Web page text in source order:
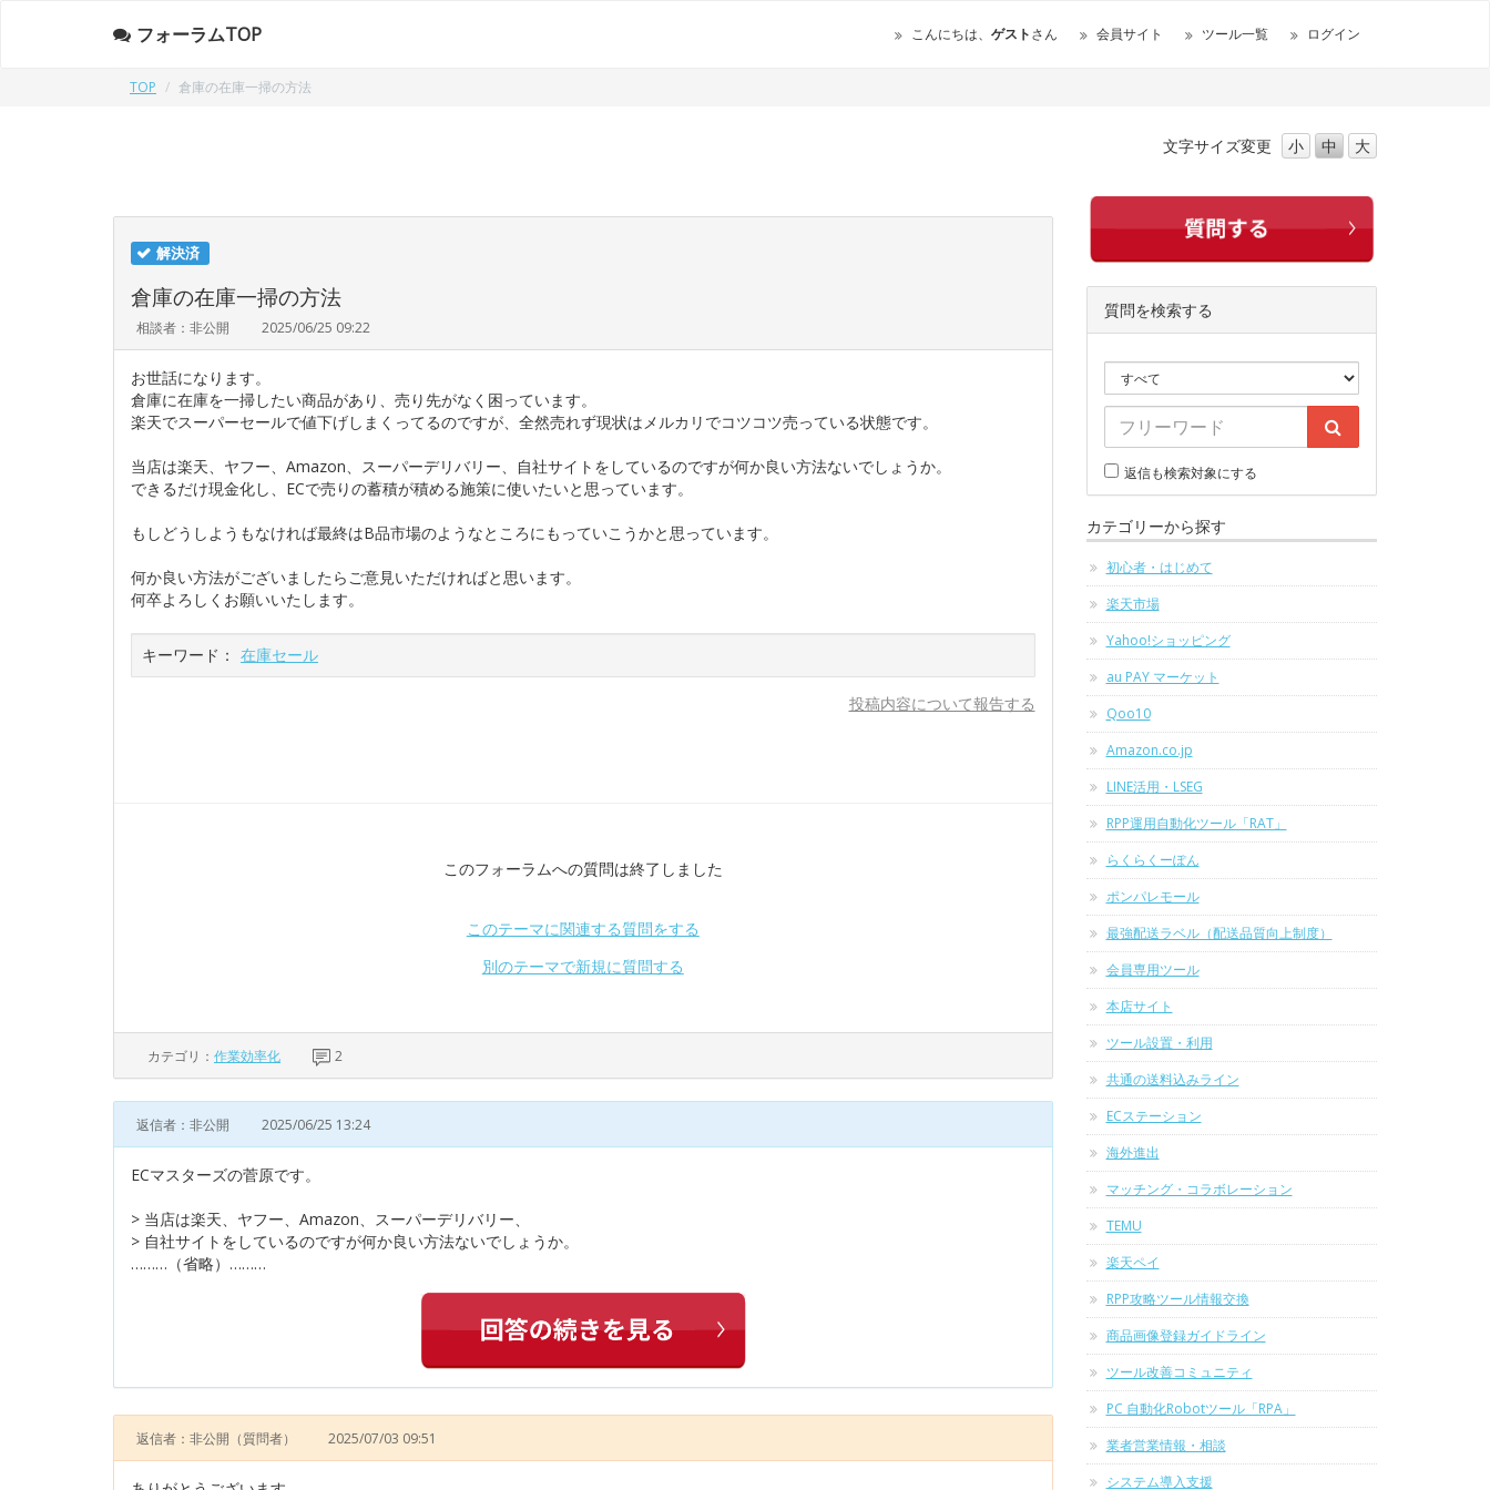
フォーラムTOP こんにちは、 ゲストさん 会員サイト ツール一覧 ログイン
TOP 倉庫の在庫一掃の方法
文字サイズ変更 小 中 大
解決済
倉庫の在庫一掃の方法
相談者：非公開 2025/06/25 09:22
お世話になります。
倉庫に在庫を一掃したい商品があり、売り先がなく困っています。
楽天でスーパーセールで値下げしまくってるのですが、全然売れず現状はメルカリでコツコツ売っている状態です。
当店は楽天、ヤフー、Amazon、スーパーデリバリー、自社サイトをしているのですが何か良い方法ないでしょうか。
できるだけ現金化し、ECで売りの蓄積が積める施策に使いたいと思っています。
もしどうしようもなければ最終はB品市場のようなところにもっていこうかと思っています。
何か良い方法がございましたらご意見いただければと思います。
何卒よろしくお願いいたします。
キーワード： 在庫セール
投稿内容について報告する
このフォーラムへの質問は終了しました
このテーマに関連する質問をする
別のテーマで新規に質問する
カテゴリ： 作業効率化 2
返信者：非公開 2025/06/25 13:24
ECマスターズの菅原です。
> 当店は楽天、ヤフー、Amazon、スーパーデリバリー、
> 自社サイトをしているのですが何か良い方法ないでしょうか。
………（省略）………
返信者：非公開 （質問者） 2025/07/03 09:51
質問を検索する
返信も検索対象にする
カテゴリーから探す
初心者・はじめて
楽天市場
Yahoo!ショッピング
au PAY マーケット
Qoo10
Amazon.co.jp
LINE活用・LSEG
RPP運用自動化ツール「RAT」
らくらくーぽん
ポンパレモール
最強配送ラベル（配送品質向上制度）
会員専用ツール
本店サイト
ツール設置・利用
共通の送料込みライン
ECステーション
海外進出
マッチング・コラボレーション
TEMU
楽天ペイ
RPP攻略ツール情報交換
商品画像登録ガイドライン
ツール改善コミュニティ
PC 自動化Robotツール「RPA」
業者営業情報・相談
システム導入支援